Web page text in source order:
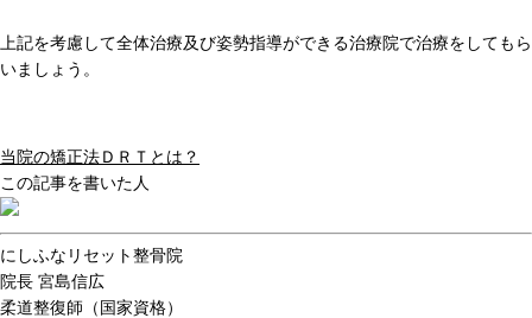
上記を考慮して全体治療及び姿勢指導ができる治療院で治療をしてもら
いましょう。
当院の矯正法ＤＲＴとは？
この記事を書いた人
にしふなリセット整骨院
院長 宮島信広
柔道整復師（国家資格）